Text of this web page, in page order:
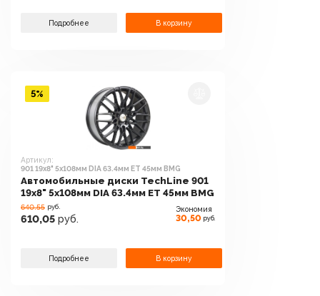
Подробнее В корзину
Артикул:
901 19x8" 5x108мм DIA 63.4мм ET 45мм BMG
Автомобильные диски TechLine 901
19x8" 5x108мм DIA 63.4мм ET 45мм BMG
640.55 руб.
610,05 руб.
Экономия
30,50 руб.
Подробнее В корзину
5%